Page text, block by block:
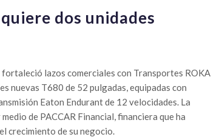
dos unidades
lazos comerciales con Transportes ROKA
nuevas T680 de 52 pulgadas, equipadas con
Eaton Endurant de 12 velocidades. La
de PACCAR Financial, financiera que ha
crecimiento de su negocio.